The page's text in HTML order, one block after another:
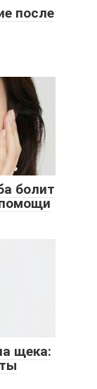
после
болит
щека: